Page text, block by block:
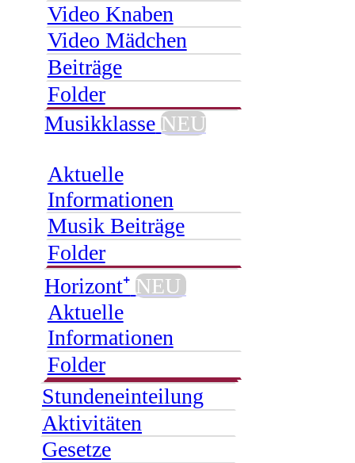
Video Knaben
Video Mädchen
Beiträge
Folder
Musikklasse NEU
Aktuelle
Informationen
Musik Beiträge
Folder
Horizont⁺ NEU
Aktuelle
Informationen
Folder
Stundeneinteilung
Aktivitäten
Gesetze